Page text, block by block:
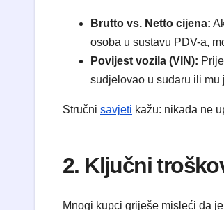
Brutto vs. Netto cijena:
osoba u sustavu PDV-a,
Povijest vozila (VIN):
sudjelovao u sudaru ili mu
Stručni savjeti kažu: nikada ne
2. Ključni
Mnogi kupci griješe misleći da